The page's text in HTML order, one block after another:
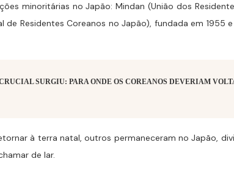
minoritárias no Japão: Mindan (União dos
Residentes Coreanos no Japão), fundada em 1955
SURGIU: PARA ONDE OS COREANOS DEVERIAM
à terra natal, outros permaneceram no Japão,
de lar.